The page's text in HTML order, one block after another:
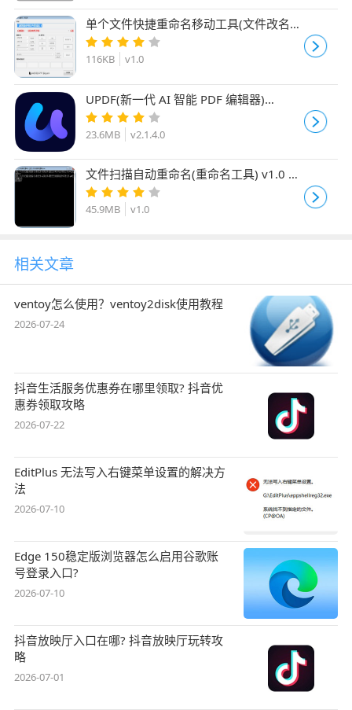
单个文件快捷重命名移动工具(文件改名移
动快捷软件) v1.0 绿色免费版
116KB v1.0
UPDF(新一代 AI 智能 PDF 编辑器)
v2.1.4.0 官方安装版
23.6MB v2.1.4.0
文件扫描自动重命名(重命名工具) v1.0 绿
色免费版
45.9MB v1.0
相关文章
ventoy怎么使用？ventoy2disk使用教程
2026-07-24
抖音生活服务优惠券在哪里领取? 抖音优
惠券领取攻略
2026-07-22
EditPlus 无法写入右键菜单设置的解决方
法
2026-07-10
Edge 150稳定版浏览器怎么启用谷歌账
号登录入口?
2026-07-10
抖音放映厅入口在哪? 抖音放映厅玩转攻
略
2026-07-01